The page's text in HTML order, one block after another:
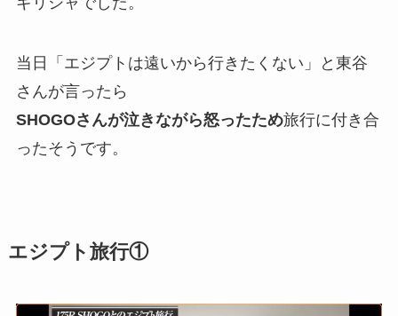
当日「エジプトは遠いから行きたくない」と東谷
さんが言ったら
SHOGOさんが泣きながら怒ったため旅行に付き合
ったそうです。
エジプト旅行①